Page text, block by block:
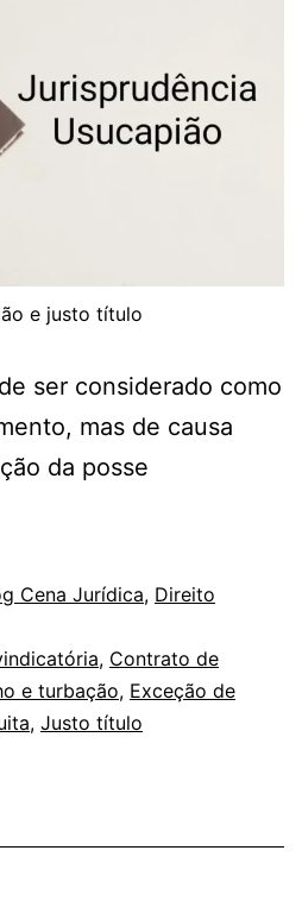
e justo título
ser considerado como
mas de causa
da posse
Cena Jurídica, Direito
, Contrato de
e turbação, Exceção de
, Justo título